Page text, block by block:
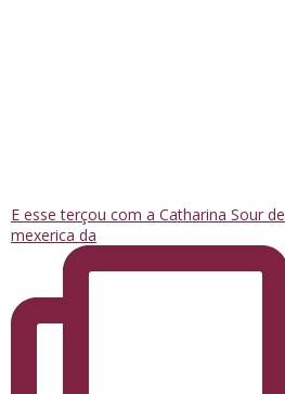
E esse terçou com a Catharina Sour de
mexerica da